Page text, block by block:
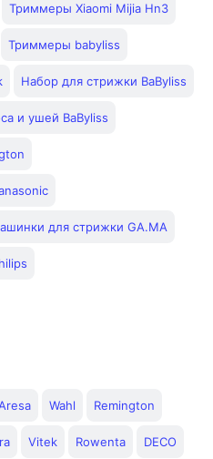
Триммеры Xiaomi Mijia Hn3
Триммеры babyliss
Набор для стрижки BaByliss
и ушей BaByliss
для стрижки GA.MA
Wahl Remington
Vitek Rowenta DECO